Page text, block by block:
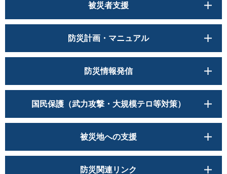
被災者支援
防災計画・マニュアル
防災情報発信
国民保護（武力攻撃・大規模テロ等対策）
被災地への支援
防災関連リンク